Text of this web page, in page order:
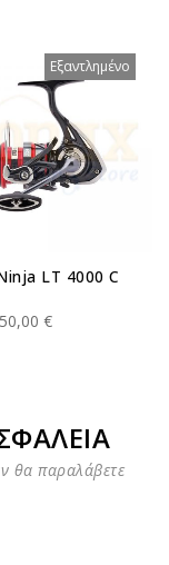
Εξαντλημένο
LT 4000 C
50,00 €
θα παραλάβετε